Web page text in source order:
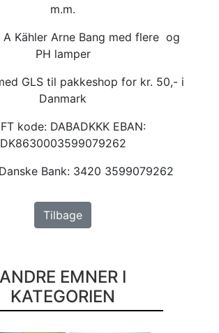
m.m.
A Kähler Arne Bang med flere og
PH lamper
GLS til pakkeshop for kr. 50,- i
Danmark
kode: DABADKKK EBAN:
DK8630003599079262
Bank: 3420 3599079262
Tilbage
ANDRE EMNER I
KATEGORIEN